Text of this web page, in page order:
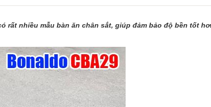
rất nhiều mẫu bàn ăn chân sắt, giúp đảm bảo độ bền tốt